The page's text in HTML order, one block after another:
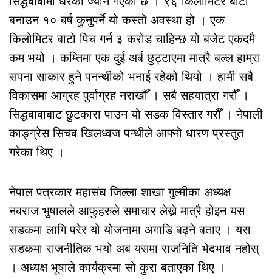
बनाउन १० बर्ष कुनुपर्ने यो कस्तो अवस्था हो । एक
किलोमिटर बाटो पिच गर्न ३ करोड चाहिन्छ यो बजेट एकदमै
कम भयो । कम्तिमा एक दुई अर्ब छुट्टाएमा मात्रै बल्ल हाम्रा
सपना साकार हुने पनन्थीको भनाई रहेको थियो । हामी सबै
विकासमा आग्रह पुर्वाग्रह नराखौँ । सबै सहयात्रा गरौँ ।
सिद्धबाबाबाट छुटकारा पाउन यो सडक विस्तार गरौँ । नेपाली
काङ्ग्रेस सिचब खिलध्वज पन्थीले आफ्नो धारण प्रस्तुत
गरेका थिए ।
नेपाल पत्रकार महासंघ जिल्ला शाखा गुल्मीका अध्यक्ष
नबराज भुषालले आफुहरुले समाचार लेख्ने मात्रै होइन यस
सडकमा लागि परेर यो योजनामा अगाडि बढ्ने बताए । यस
सडकमा राजनीतिक भयो अब यसमा राजनिति भेदभाव नहोस्
। अध्यक्ष भूषाले कार्यक्रमा सो कुरा बताएका थिए ।